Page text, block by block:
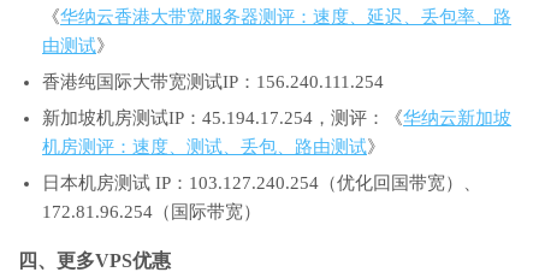
《华纳云香港大带宽服务器测评：速度、延迟、丢包率、路
由测试》
香港纯国际大带宽测试IP：156.240.111.254
新加坡机房测试IP：45.194.17.254，测评：《华纳云新加坡
机房测评：速度、测试、丢包、路由测试》
日本机房测试 IP：103.127.240.254（优化回国带宽）、
172.81.96.254（国际带宽）
四、更多VPS优惠